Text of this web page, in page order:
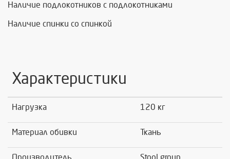
Наличие подлокотников с подлокотниками
Наличие спинки со спинкой
Характеристики
Нагрузка 120 кг
Материал обивки Ткань